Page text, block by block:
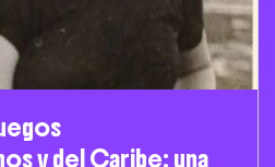
y del Caribe: una